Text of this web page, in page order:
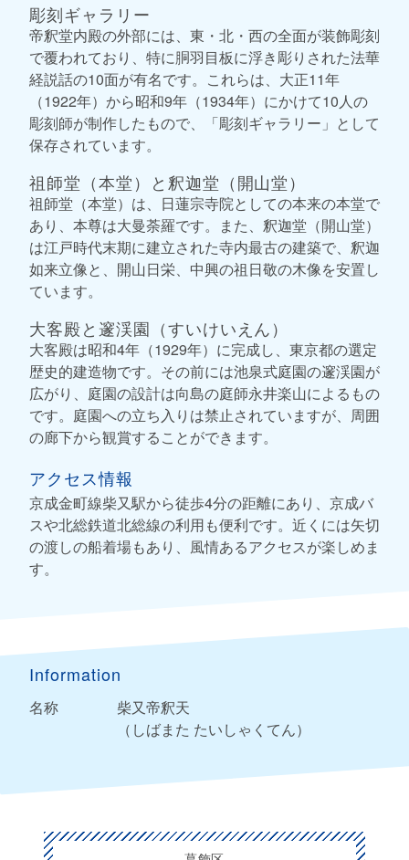
彫刻ギャラリー
帝釈堂内殿の外部には、東・北・西の全面が装飾彫刻
で覆われており、特に胴羽目板に浮き彫りされた法華
経説話の10面が有名です。これらは、大正11年
（1922年）から昭和9年（1934年）にかけて10人の
彫刻師が制作したもので、「彫刻ギャラリー」として
保存されています。
祖師堂（本堂）と釈迦堂（開山堂）
祖師堂（本堂）は、日蓮宗寺院としての本来の本堂で
あり、本尊は大曼荼羅です。また、釈迦堂（開山堂）
は江戸時代末期に建立された寺内最古の建築で、釈迦
如来立像と、開山日栄、中興の祖日敬の木像を安置し
ています。
大客殿と邃渓園（すいけいえん）
大客殿は昭和4年（1929年）に完成し、東京都の選定
歴史的建造物です。その前には池泉式庭園の邃渓園が
広がり、庭園の設計は向島の庭師永井楽山によるもの
です。庭園への立ち入りは禁止されていますが、周囲
の廊下から観賞することができます。
アクセス情報
京成金町線柴又駅から徒歩4分の距離にあり、京成バ
スや北総鉄道北総線の利用も便利です。近くには矢切
の渡しの船着場もあり、風情あるアクセスが楽しめま
す。
Information
名称
柴又帝釈天
（しばまた たいしゃくてん）